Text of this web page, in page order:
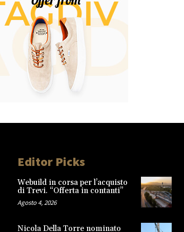
Editor Picks
Webuild in corsa per l’acquisto
di Trevi. “Offerta in contanti”
Agosto 4, 2026
Nicola Della Torre nominato